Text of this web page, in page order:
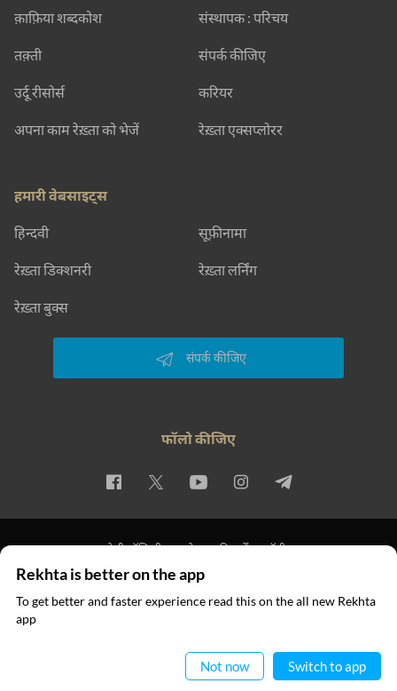
क़ाफ़िया शब्दकोश
तक़्ती
उर्दू रीसोर्स
अपना काम रेख़्ता को भेजें
संस्थापक : परिचय
संपर्क कीजिए
करियर
रेख़्ता एक्सप्लोरर
हमारी वेबसाइट्स
हिन्दवी सूफ़ीनामा
रेख़्ता डिक्शनरी रेख़्ता लर्निंग
रेख़्ता बुक्स
संपर्क कीजिए
फॉलो कीजिए
प्राइवेसी पॉलिसी इस्तेमाल की शर्तें कॉपीराइट
© 2026 Rekhta™ Foundation. All rights reserved.
Rekhta is better on the app
To get better and faster experience read this on the all new Rekhta
app
Not now Switch to app